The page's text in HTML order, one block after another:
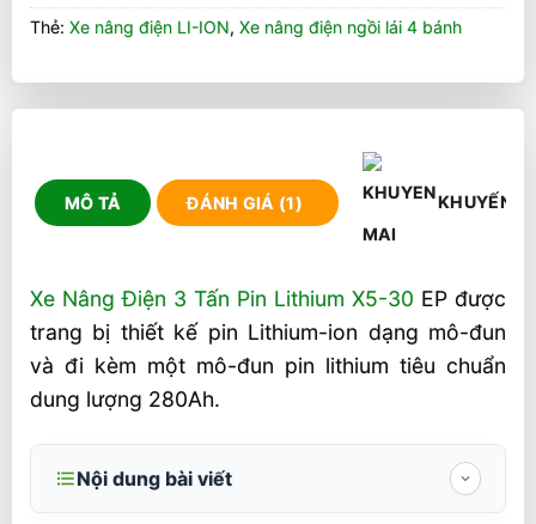
Thẻ: Xe nâng điện LI-ION, Xe nâng điện ngồi lái 4 bánh
MÔ TẢ ĐÁNH GIÁ (1) KHUYẾN
Xe Nâng Điện 3 Tấn Pin Lithium X5-30 EP được
trang bị thiết kế pin Lithium-ion dạng mô-đun
và đi kèm một mô-đun pin lithium tiêu chuẩn
dung lượng 280Ah.
Nội dung bài viết